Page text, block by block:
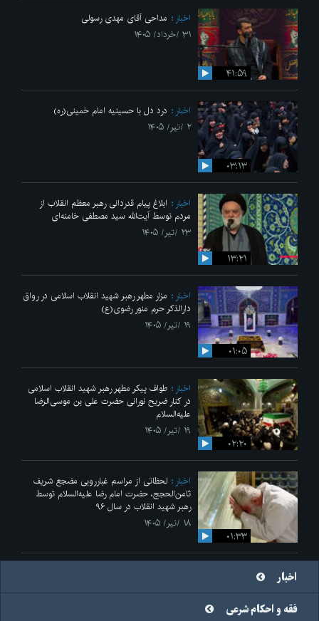
۴۱:۵۹
اخبار
مداحی آقای مهدی رسولی
۳۱ /خرداد/ ۱۴۰۵
۰۳:۱۳
اخبار
درد دل با حسینیه امام خمینی(ره)
۲ /تیر/ ۱۴۰۵
۱۳:۲۱
اخبار
ابلاغ پیام قدردانی رهبر معظم انقلاب از
مردم توسط آیت‌الله سید مصطفی خامنه‌ای
۲۳ /تیر/ ۱۴۰۵
۰۱:۰۵
اخبار
مزار مطهر رهبر شهید انقلاب اسلامی در رواق
دارالذکر حرم منور رضوی(ع)
۱۹ /تیر/ ۱۴۰۵
۰۲:۲۰
اخبار
طواف پیکر مطهر رهبر شهید انقلاب اسلامی
در کنار ضریح نورانی حضرت علی‌ بن موسی‌الرضا
علیه‌السلام
۱۹ /تیر/ ۱۴۰۵
۰۱:۳۳
اخبار
لحظاتی از مراسم غبارروبی مضجع شریف
ثامن‌الحجج، حضرت امام رضا علیه‌السلام توسط
رهبر شهید انقلاب در سال ۹۶
۱۸ /تیر/ ۱۴۰۵
اخبار
فقه و احکام شرعی